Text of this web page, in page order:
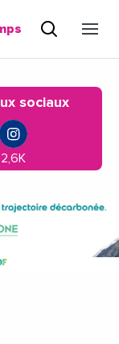
sociaux
2,6K